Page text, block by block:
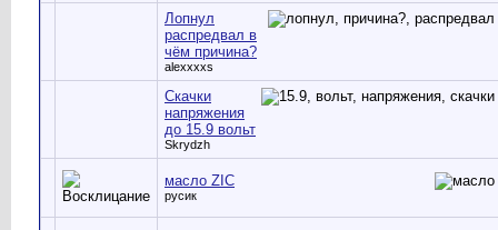
Лопнул
распредвал в
чём причина?
alexxxxs
Скачки
напряжения
до 15.9 вольт
Skrydzh
масло ZIC
русик